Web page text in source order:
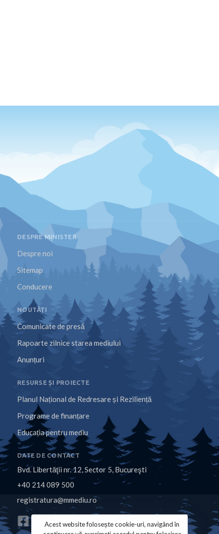
DESPRE MINISTER
Despre noi
Sitemap
Conducere
NOUTĂȚI
Comunicate de presă
Rapoarte zilnice starea mediului
Anunțuri
RESURSE ȘI PROIECTE
Planul Național de Redresare și Reziliență
Programe de finanțare
Educația pentru mediu
DATE DE CONTACT
Bvd. Libertăţii nr. 12, Sector 5, Bucureşti
+40 214 089 500
registratura@mmediu.ro
Acest website folosește cookie-uri, navigând în